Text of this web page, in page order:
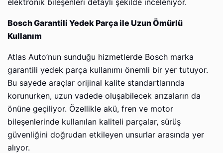
elektronik bileşenleri detaylı şekilde inceleniyor.
Bosch Garantili Yedek Parça ile Uzun Ömürlü
Kullanım
Atlas Auto’nun sunduğu hizmetlerde Bosch marka
garantili yedek parça kullanımı önemli bir yer tutuyor.
Bu sayede araçlar orijinal kalite standartlarında
korunurken, uzun vadede oluşabilecek arızaların da
önüne geçiliyor. Özellikle akü, fren ve motor
bileşenlerinde kullanılan kaliteli parçalar, sürüş
güvenliğini doğrudan etkileyen unsurlar arasında yer
alıyor.